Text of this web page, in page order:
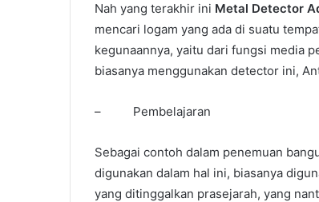
Nah yang terakhir ini Metal Detector
mencari logam yang ada di suatu
kegunaannya, yaitu dari fungsi media
biasanya menggunakan detector ini,
– Pembelajaran
Sebagai contoh dalam penemuan
digunakan dalam hal ini, biasanya
yang ditinggalkan prasejarah, yang